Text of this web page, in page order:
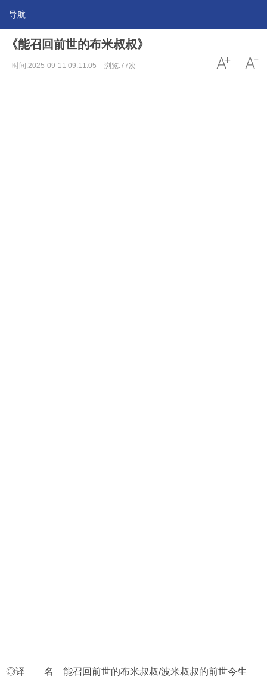
导航
《能召回前世的布米叔叔》
时间:2025-09-11 09:11:05 浏览:77次
◎译 名 能召回前世的布米叔叔/波米叔叔的前世今生